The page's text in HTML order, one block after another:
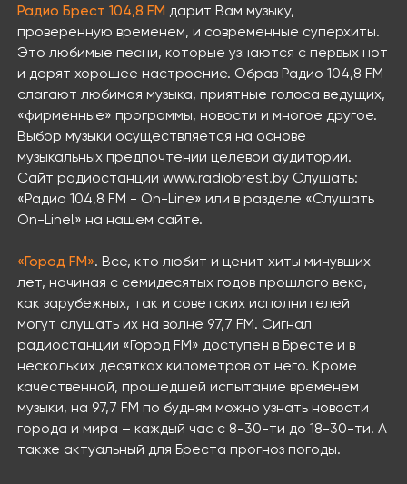
Радио Брест 104,8 FM дарит Вам музыку,
проверенную временем, и современные суперхиты.
Это любимые песни, которые узнаются с первых нот
и дарят хорошее настроение. Образ Радио 104,8 FM
слагают любимая музыка, приятные голоса ведущих,
«фирменные» программы, новости и многое другое.
Выбор музыки осуществляется на основе
музыкальных предпочтений целевой аудитории.
Сайт радиостанции www.radiobrest.by Слушать:
«Радио 104,8 FM - On-Line» или в разделе «Слушать
On-Line!» на нашем сайте.
«Город FМ». Все, кто любит и ценит хиты минувших
лет, начиная с семидесятых годов прошлого века,
как зарубежных, так и советских исполнителей
могут слушать их на волне 97,7 FМ. Сигнал
радиостанции «Город FМ» доступен в Бресте и в
нескольких десятках километров от него. Кроме
качественной, прошедшей испытание временем
музыки, на 97,7 FМ по будням можно узнать новости
города и мира – каждый час с 8-30-ти до 18-30-ти. А
также актуальный для Бреста прогноз погоды.